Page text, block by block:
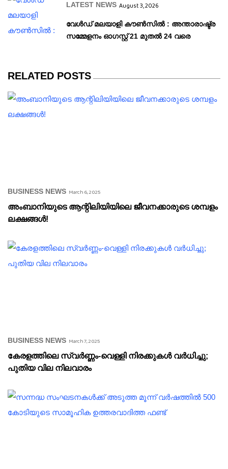
LATEST NEWS August 3, 2026
വേള്‍ഡ് മലയാളി കൗണ്‍സില്‍ : അന്താരാഷ്ട്ര
സമ്മേളനം ഓഗസ്റ്റ് 21 മുതല്‍ 24 വരെ
RELATED POSTS
BUSINESS NEWS March 6, 2025
അംബാനിയുടെ ആന്റിലിയിയിലെ ജീവനക്കാരുടെ ശമ്പളം
ലക്ഷങ്ങൾ!
BUSINESS NEWS March 7, 2025
കേരളത്തിലെ സ്വർണ്ണം-വെള്ളി നിരക്കുകൾ വർധിച്ചു;
പുതിയ വില നിലവാരം